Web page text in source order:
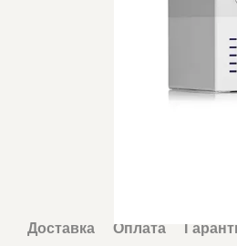
Доставка Оплата